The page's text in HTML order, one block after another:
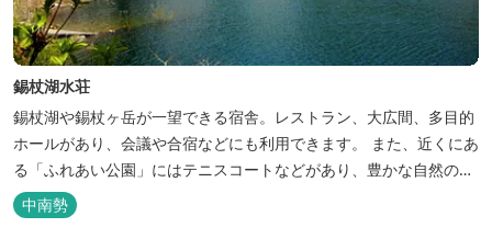
錫杖湖水荘
錫杖湖や錫杖ヶ岳が一望できる宿舎。レストラン、大広間、多目的
ホールがあり、会議や合宿などにも利用できます。 また、近くにあ
る「ふれあい公園」にはテニスコートなどがあり、豊かな自然の中
でのびのびと楽しむことができます。
中南勢